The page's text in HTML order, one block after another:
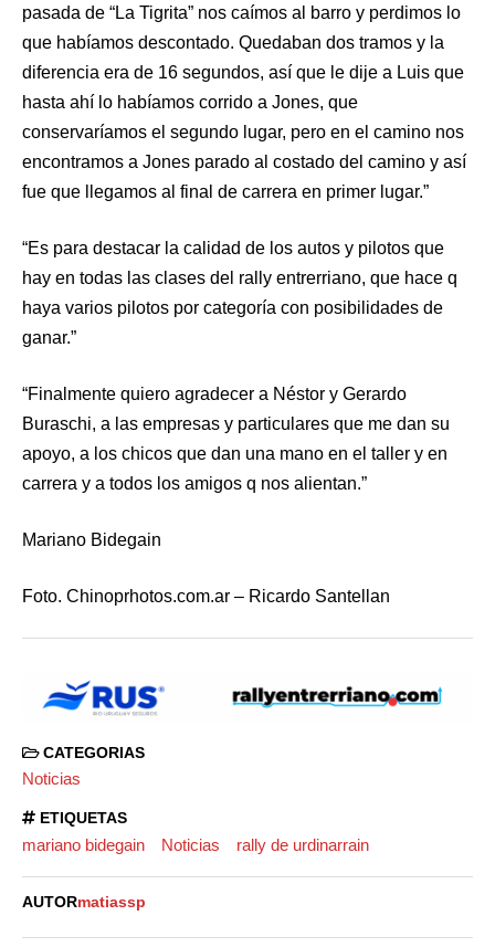
pasada de “La Tigrita” nos caímos al barro y perdimos lo
que habíamos descontado. Quedaban dos tramos y la
diferencia era de 16 segundos, así que le dije a Luis que
hasta ahí lo habíamos corrido a Jones, que
conservaríamos el segundo lugar, pero en el camino nos
encontramos a Jones parado al costado del camino y así
fue que llegamos al final de carrera en primer lugar.”
“Es para destacar la calidad de los autos y pilotos que
hay en todas las clases del rally entrerriano, que hace q
haya varios pilotos por categoría con posibilidades de
ganar.”
“Finalmente quiero agradecer a Néstor y Gerardo
Buraschi, a las empresas y particulares que me dan su
apoyo, a los chicos que dan una mano en el taller y en
carrera y a todos los amigos q nos alientan.”
Mariano Bidegain
Foto. Chinoprhotos.com.ar – Ricardo Santellan
CATEGORIAS
Noticias
ETIQUETAS
mariano bidegain Noticias rally de urdinarrain
AUTORmatiassp